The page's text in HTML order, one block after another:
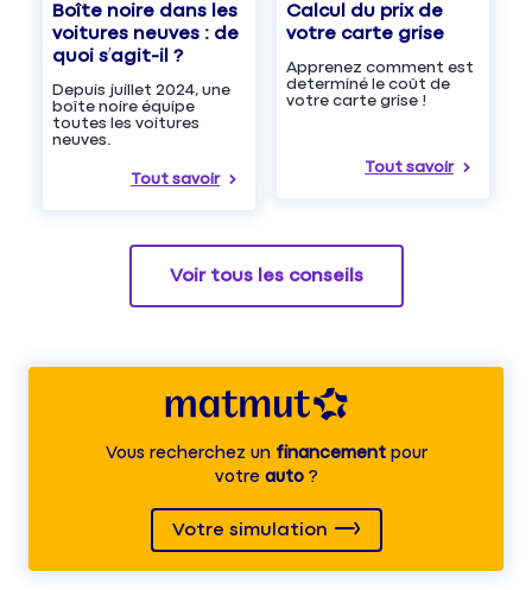
Boîte noire dans les
voitures neuves : de
quoi s’agit-il ?
Depuis juillet 2024, une
boîte noire équipe
toutes les voitures
neuves.
Tout savoir
Calcul du prix de
votre carte grise
Apprenez comment est
determiné le coût de
votre carte grise !
Tout savoir
Voir tous les conseils
Vous recherchez unfinancementpour
votre auto?
Votre simulation